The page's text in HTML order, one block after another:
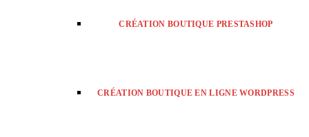
CRÉATION BOUTIQUE PRESTASHOP
CRÉATION BOUTIQUE EN LIGNE WORDPRESS